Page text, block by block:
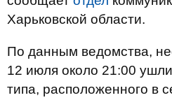
Харьковской области.
По данным ведомства,
12 июля около 21:00
типа, расположенного в